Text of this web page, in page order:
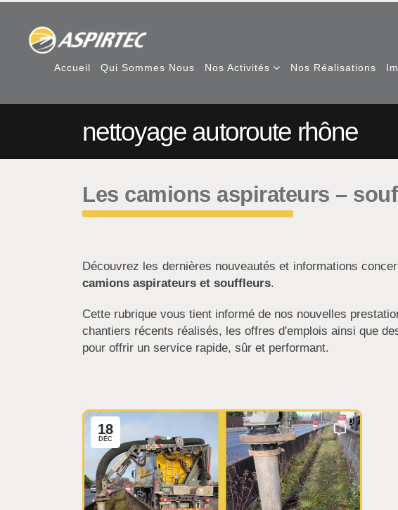
Accueil Qui Sommes Nous Nos Activités Nos Réalisations
nettoyage autoroute rhône
Les camions aspirateurs –
Découvrez les dernières nouveautés et informations
camions aspirateurs et souffleurs.
Cette rubrique vous tient informé de nos nouvelles
chantiers récents réalisés, les offres d'emplois ainsi que
pour offrir un service rapide, sûr et performant.
18
DÉC
0